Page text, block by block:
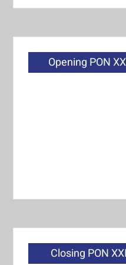
Opening PON
Closing PON